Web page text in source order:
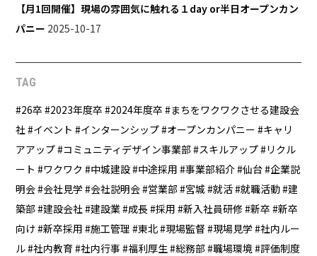
【月1回開催】現場の雰囲気に触れる１day or半日オープンカン
パニー 2025-10-17
TAG
26卒 2023年度卒 2024年度卒
まちをワクワクさせる建設会
社 イベント インターンシップ オープンカンパニー
キャリ
アアップ コミュニティデザイン事業部 スキルアップ
リクル
ート
ワクワク 中城建設 中途採用 事業部紹介 仙台 企業説
明会 会社見学 会社説明会 営業部 宮城 就活 就職活動 建
築部
建設会社 建設業 成長 採用 新入社員研修 新卒
新卒
向け 新卒採用 施工管理 東北 現場監督 現場見学
社内ルー
ル 社内教育 社内行事 福利厚生 総務部 職場環境 評価制度